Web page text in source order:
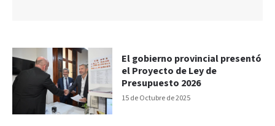
15 de Octubre de 2025
El gobierno provincial presentó
el Proyecto de Ley de
Presupuesto 2026